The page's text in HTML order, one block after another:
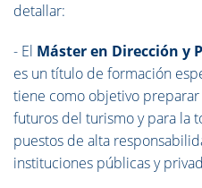
detallar:
- El Máster en Dirección y
es un título de formación
tiene como objetivo
futuros del turismo y para la
puestos de alta
instituciones públicas y